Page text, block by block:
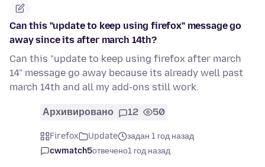
Can this "update to keep using firefox" message go
away since its after march 14th?
Can this "update to keep using firefox after march
14" message go away because its already well past
march 14th and all my add-ons still work.
Архивировано 12 50
Firefox Update
задан 1 год назад
cwmatch5отвечено1 год назад